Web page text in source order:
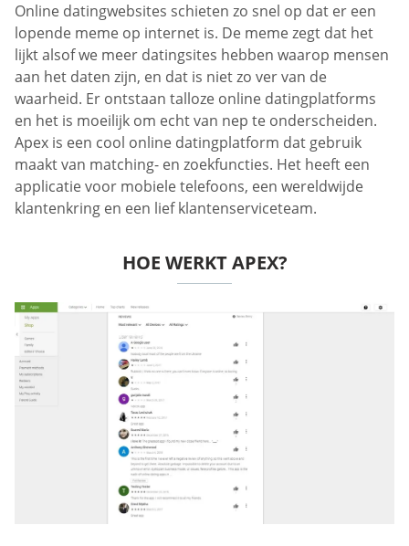
Online datingwebsites schieten zo snel op dat er een
lopende meme op internet is. De meme zegt dat het
lijkt alsof we meer datingsites hebben waarop mensen
aan het daten zijn, en dat is niet zo ver van de
waarheid. Er ontstaan talloze online datingplatforms
en het is moeilijk om echt van nep te onderscheiden.
Apex is een cool online datingplatform dat gebruik
maakt van matching- en zoekfuncties. Het heeft een
applicatie voor mobiele telefoons, een wereldwijde
klantenkring en een lief klantenserviceteam.
HOE WERKT APEX?